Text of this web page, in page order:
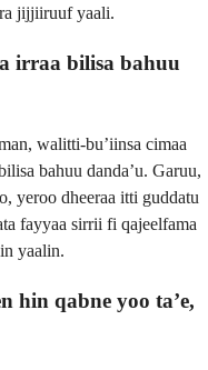
jijjiiruuf yaali.
irraa bilisa bahuu
walitti-bu’iinsa cimaa
bahuu danda’u. Garuu,
yeroo dheeraa itti guddatu
fayyaa sirrii fi qajeelfama
yaalin.
hin qabne yoo ta’e,